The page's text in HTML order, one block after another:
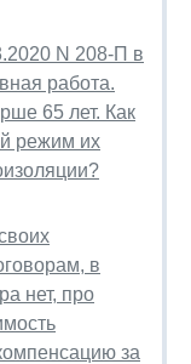
N 208-П в
работа.
65 лет. Как
режим их
в
нет, про
за